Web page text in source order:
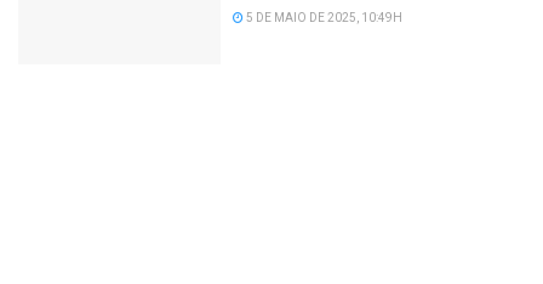
5 DE MAIO DE 2025, 10:49H